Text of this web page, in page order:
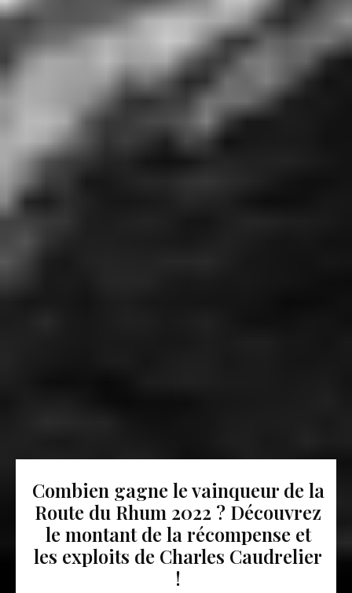
Combien gagne le vainqueur de la
Route du Rhum 2022 ? Découvrez
le montant de la récompense et
les exploits de Charles Caudrelier
!